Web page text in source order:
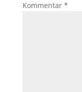
Kommentar *